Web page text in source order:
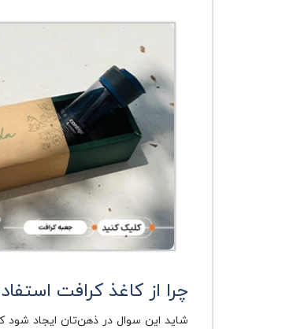
چرا از کاغذ کرافت
شاید این سوال در ذهن‌تان ایجاد شود